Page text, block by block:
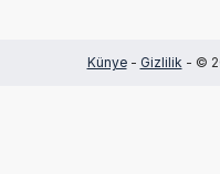
Künye- Gizlilik - ©